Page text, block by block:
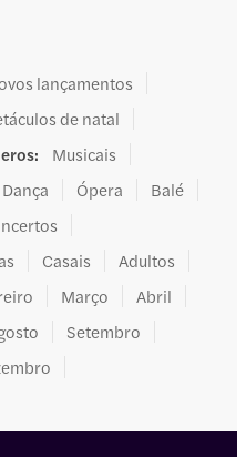
lançamentos
de natal
:
Musicais
Dança Ópera
Balé
Casais
Adultos
Março
Abril
Setembro